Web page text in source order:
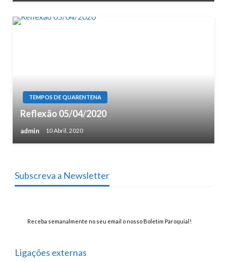
TEMPOS DE QUARENTENA
Reflexão 05/04/2020
admin 10 Abril, 2020
Subscreva a Newsletter
Receba semanalmente no seu email o nosso Boletim Paroquial!
Ligações externas